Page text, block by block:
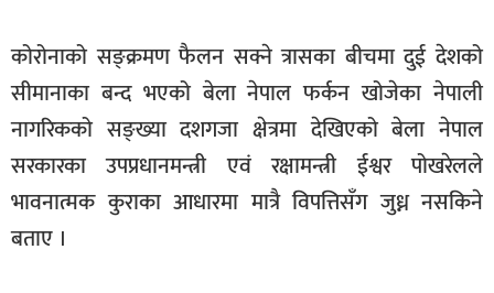
फोटो
/
भिडियो
अन्य
समाज
कोरोनाको सङ्क्रमण फैलन सक्ने त्रासका बीचमा दुई देशको
सीमानाका बन्द भएको बेला नेपाल फर्कन खोजेका नेपाली
नागरिकको सङ्ख्या दशगजा क्षेत्रमा देखिएको बेला नेपाल
सरकारका उपप्रधानमन्त्री एवं रक्षामन्त्री ईश्वर पोखरेलले
भावनात्मक कुराका आधारमा मात्रै विपत्तिसँग जुध्न नसकिने
बताए ।